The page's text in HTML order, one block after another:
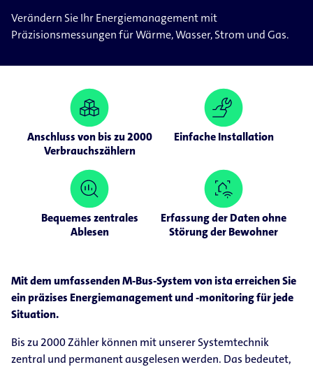
Verändern Sie Ihr Energiemanagement mit
Präzisionsmessungen für Wärme, Wasser, Strom und Gas.
Anschluss von bis zu 2000
Verbrauchszählern
Einfache Installation
Bequemes zentrales
Ablesen
Erfassung der Daten ohne
Störung der Bewohner
Mit dem umfassenden M-Bus-System von ista erreichen Sie
ein präzises Energiemanagement und -monitoring für jede
Situation.
Bis zu 2000 Zähler können mit unserer Systemtechnik
zentral und permanent ausgelesen werden. Das bedeutet,